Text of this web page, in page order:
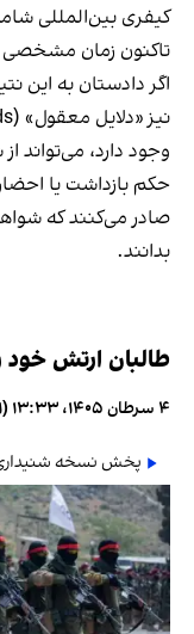
کیفری بین‌المللی
تاکنون زمان
اگر دادستان به این
وجود دارد،
حکم بازداشت یا
صادر می‌کنند که
بدانند.
طالبان ارتش
۴ سرطان ۱۴۰۵، ۱۳:۳۳ (‎+۱ گرینویچ)
پخش نسخه